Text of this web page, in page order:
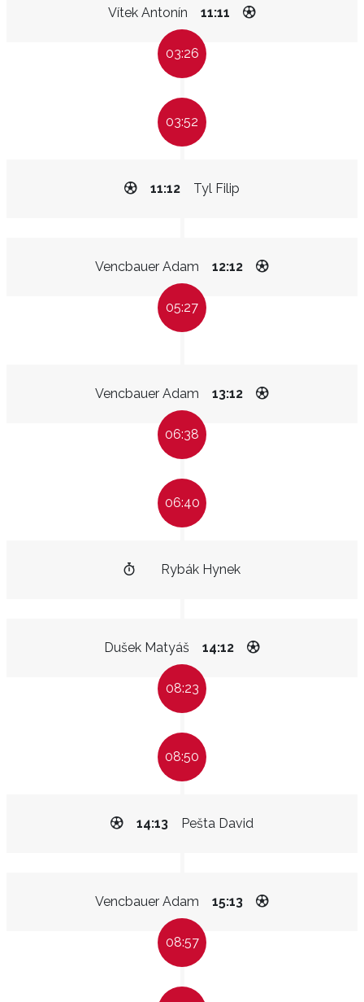
Vítek Antonín 11:11
03:26
03:52
Tyl Filip
11:12
Vencbauer Adam 12:12
05:27
Vencbauer Adam 13:12
06:38
06:40
Rybák Hynek
Dušek Matyáš 14:12
08:23
08:50
Pešta David
14:13
Vencbauer Adam 15:13
08:57